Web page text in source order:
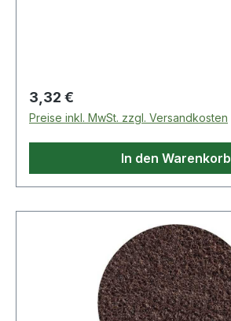
Regulärer Preis:
3,32 €
Preise inkl. MwSt. zzgl. Versandkosten
In den Warenkorb